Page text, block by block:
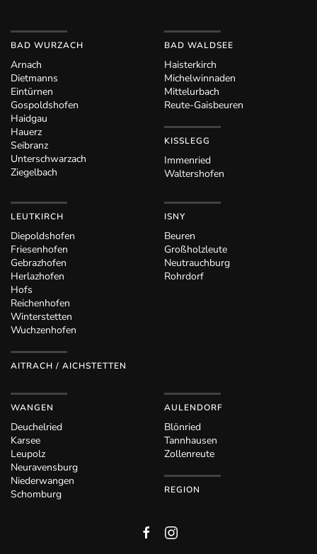
BAD WURZACH
Arnach
Dietmanns
Eintürnen
Gospoldshofen
Haidgau
Hauerz
Seibranz
Unterschwarzach
Ziegelbach
BAD WALDSEE
Haisterkirch
Michelwinnaden
Mittelurbach
Reute-Gaisbeuren
KISSLEGG
Immenried
Waltershofen
LEUTKIRCH
Diepoldshofen
Friesenhofen
Gebrazhofen
Herlazhofen
Hofs
Reichenhofen
Winterstetten
Wuchzenhofen
AITRACH / AICHSTETTEN
ISNY
Beuren
Großholzleute
Neutrauchburg
Rohrdorf
WANGEN
Deuchelried
Karsee
Leupolz
Neuravensburg
Niederwangen
Schomburg
AULENDORF
Blönried
Tannhausen
Zollenreute
REGION